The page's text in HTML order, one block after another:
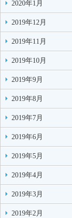
2020年1月
2019年12月
2019年11月
2019年10月
2019年9月
2019年8月
2019年7月
2019年6月
2019年5月
2019年4月
2019年3月
2019年2月